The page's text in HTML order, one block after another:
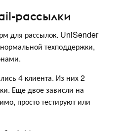
рассылки
для рассылок. UniSender
техподдержки,
4 клиента. Из них 2
Еще двое зависли на
просто тестируют или